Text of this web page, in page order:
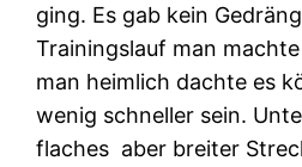
ging. Es gab kein
Trainingslauf man
man heimlich dachte es
wenig schneller sein.
flaches aber breiter